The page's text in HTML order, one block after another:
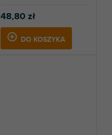
48,80 zł
DO KOSZYKA